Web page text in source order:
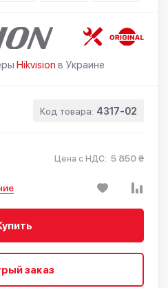
Hikvision в Украине
Код товара: 4317-02
Цена с НДС: 5 850 ₴
заказ